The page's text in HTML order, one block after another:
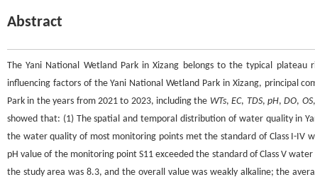
Abstract
The Yani National Wetland Park in Xizang belongs to the typical
influencing factors of the Yani National Wetland Park in Xizang, principal
Park in the years from 2021 to 2023, including the WTs,EC, TDS,pH,DO, OS
showed that: (1) The spatial and temporal distribution of water quality in
the water quality of most monitoring points met the standard of Class I-IV
pH value of the monitoring point S11 exceeded the standard of Class V
the study area was 8.3, and the overall value was weakly alkaline; the